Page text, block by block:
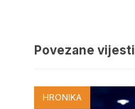
Povezane vijesti
HRONIKA